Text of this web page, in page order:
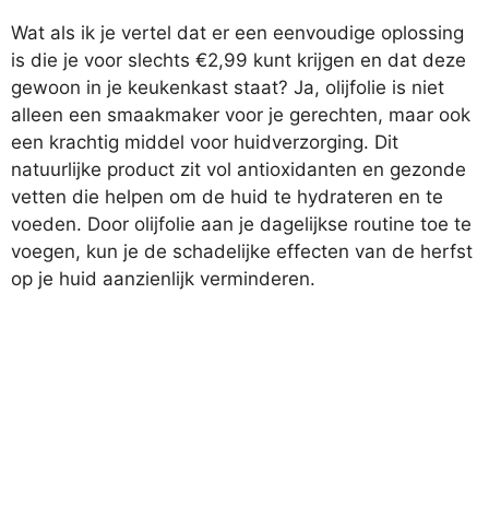
Wat als ik je vertel dat er een eenvoudige oplossing
is die je voor slechts €2,99 kunt krijgen en dat deze
gewoon in je keukenkast staat? Ja, olijfolie is niet
alleen een smaakmaker voor je gerechten, maar ook
een krachtig middel voor huidverzorging. Dit
natuurlijke product zit vol antioxidanten en gezonde
vetten die helpen om de huid te hydrateren en te
voeden. Door olijfolie aan je dagelijkse routine toe te
voegen, kun je de schadelijke effecten van de herfst
op je huid aanzienlijk verminderen.